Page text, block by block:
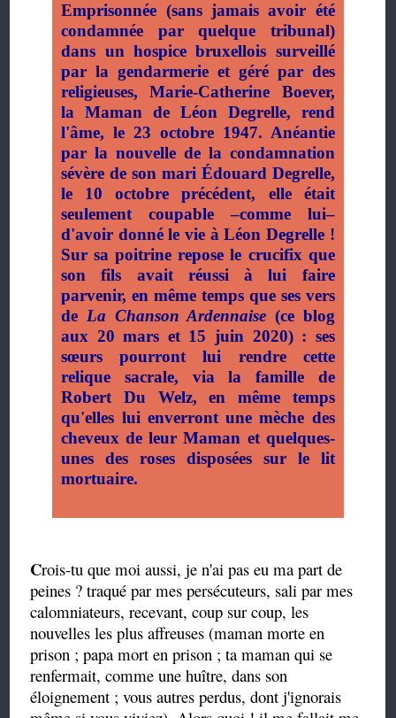
Emprisonnée (sans jamais avoir été
condamnée par quelque tribunal)
dans un hospice bruxellois surveillé
par la gendarmerie et géré par des
religieuses, Marie-Catherine Boever,
la Maman de Léon Degrelle, rend
l'âme, le 23 octobre 1947. Anéantie
par la nouvelle de la condamnation
sévère de son mari Édouard Degrelle,
le 10 octobre précédent, elle était
seulement coupable –comme lui–
d'avoir donné le vie à Léon Degrelle !
Sur sa poitrine repose le crucifix que
son fils avait réussi à lui faire
parvenir, en même temps que ses vers
de La Chanson Ardennaise (ce blog
aux 20 mars et 15 juin 2020) : ses
sœurs pourront lui rendre cette
relique sacrale, via la famille de
Robert Du Welz, en même temps
qu'elles lui enverront une mèche des
cheveux de leur Maman et quelques-
unes des roses disposées sur le lit
mortuaire.
Crois-tu que moi aussi, je n'ai pas eu ma part de
peines ? traqué par mes persécuteurs, sali par mes
calomniateurs, recevant, coup sur coup, les
nouvelles les plus affreuses (maman morte en
prison ; papa mort en prison ; ta maman qui se
renfermait, comme une huître, dans son
éloignement ; vous autres perdus, dont j'ignorais